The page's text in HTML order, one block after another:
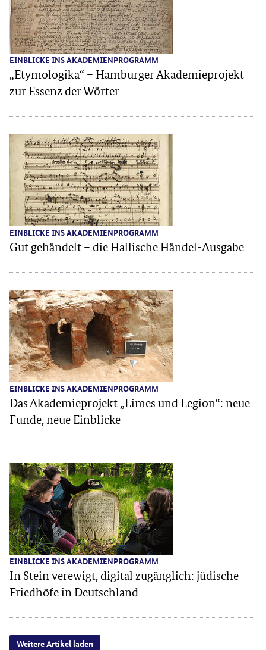
EINBLICKE INS AKADEMIENPROGRAMM
„Etymologika“ – Hamburger Akademieprojekt
zur Essenz der Wörter
EINBLICKE INS AKADEMIENPROGRAMM
Gut gehändelt – die Hallische Händel-Ausgabe
EINBLICKE INS AKADEMIENPROGRAMM
Das Akademieprojekt „Limes und Legion“: neue
Funde, neue Einblicke
EINBLICKE INS AKADEMIENPROGRAMM
In Stein verewigt, digital zugänglich: jüdische
Friedhöfe in Deutschland
Weitere Artikel laden